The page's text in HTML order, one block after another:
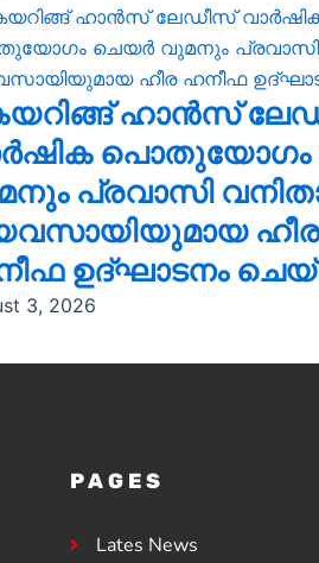
ഹാൻസ്
പൊതുയോഗം
പ്രവാസി
ഹീര
ഉദ്ഘാടനം
3, 2026
PAGES
Lates News